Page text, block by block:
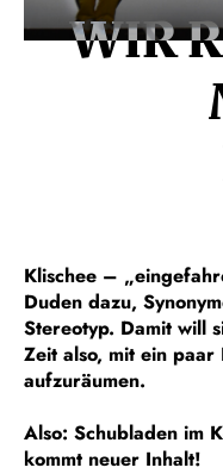
WIR
Klischee –
Duden dazu,
Stereotyp. Damit will
Zeit also, mit ein
aufzuräumen.
Also: Schubladen im
kommt neuer Inhalt!